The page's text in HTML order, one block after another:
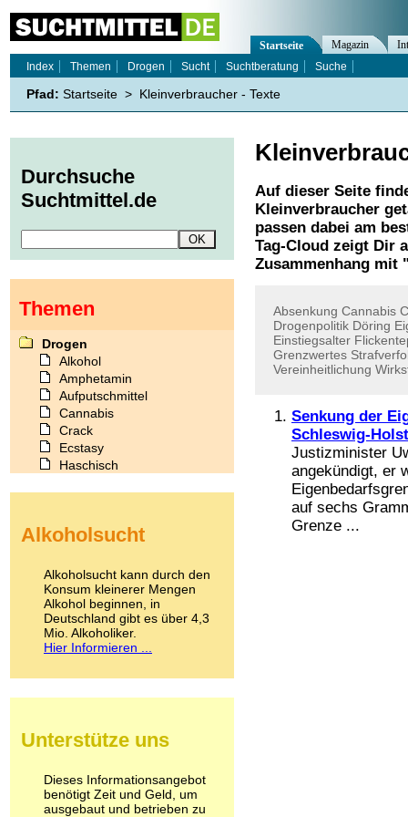
Auf dieser Seite
Kleinverbraucher
passen dabei am
Tag-Cloud zeigt Dir
Zusammenhang mit
Absenkung Cannabis
Drogenpolitik Döring
Einstiegsalter
Grenzwertes
Vereinheitlichung
Senkung der
Schleswig-
Justizminister
angekündigt, er
auf sechs
Grenze ...
Startseite Magazin
Index
Themen Drogen Sucht Suchtberatung Suche
Pfad: Startseite > Kleinverbraucher - Texte
Durchsuche
Suchtmittel.de
Themen
Drogen
Alkohol
Amphetamin
Aufputschmittel
Cannabis
Crack
Ecstasy
Haschisch
Kokain
LSD
Marihuana
Medikamente
Meskalin
Metamphetamin
Methadon
Pilze
Psychopharmaka
Schlafmittel
Schmerzmittel
Alkoholsucht
Alkoholsucht kann durch den
Konsum kleinerer Mengen
Alkohol beginnen, in
Deutschland gibt es über 4,3
Mio. Alkoholiker.
Hier Informieren ...
Unterstütze uns
Dieses Informationsangebot
benötigt Zeit und Geld, um
ausgebaut und betrieben zu